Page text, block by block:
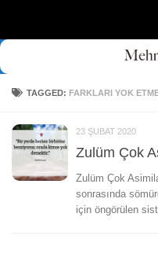
TAGGED: FARKLARI YOK
23 ŞUBAT 2020
Zulüm Çok
Zulüm Çok
sonrasında
için öngörülen